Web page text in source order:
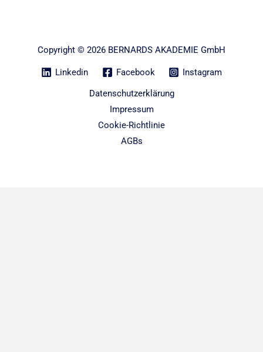
Copyright © 2026 BERNARDS AKADEMIE GmbH
Linkedin Facebook
Instagram
Datenschutzerklärung
Impressum
Cookie-Richtlinie
AGBs